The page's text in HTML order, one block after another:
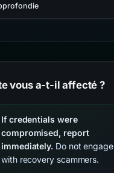
vous a-t-il affecté ?
If credentials were
compromised, report
immediately. Do not engage
with recovery scammers.